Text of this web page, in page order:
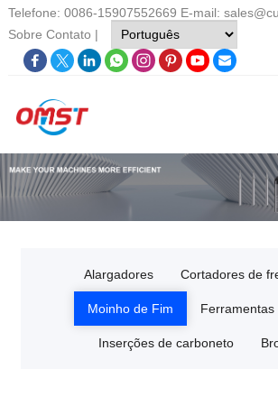
Telefone: 0086-15907552669 E-mail:
Sobre Contato |
Alargadores Cortadores de
Moinho de Fim Ferramentas
Inserções de carboneto